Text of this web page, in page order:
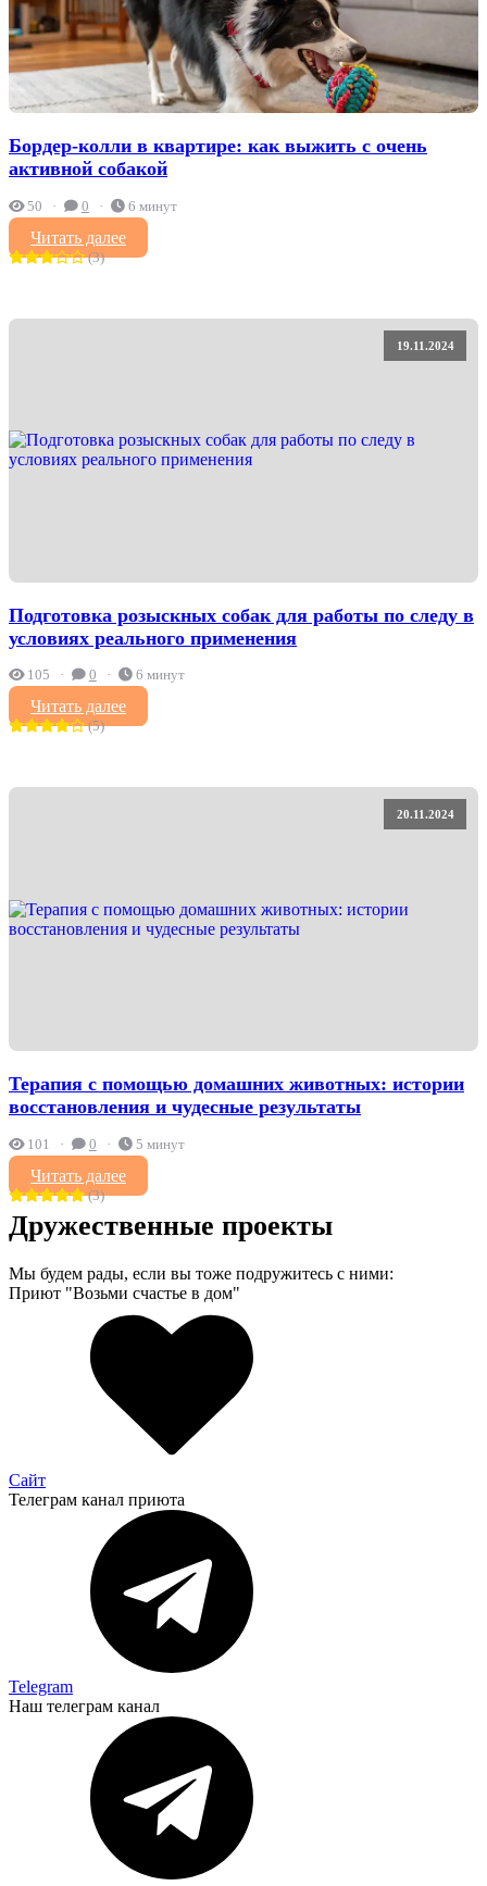
Бордер-колли в квартире: как выжить с очень
активной собакой
50 0 6 минут
Читать далее
(3)
19.11.2024
Подготовка розыскных собак для работы по следу в
условиях реального применения
105 0 6 минут
Читать далее
(5)
20.11.2024
Терапия с помощью домашних животных: истории
восстановления и чудесные результаты
101 0 5 минут
Читать далее
(3)
Дружественные проекты
Мы будем рады, если вы тоже подружитесь с ними:
Приют "Возьми счастье в дом"
Сайт
Телеграм канал приюта
Telegram
Наш телеграм канал